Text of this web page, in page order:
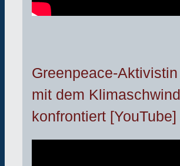
Greenpeace-
mit dem
konfrontiert [YouTube]